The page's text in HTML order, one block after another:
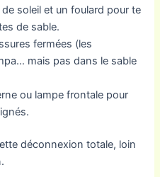
soleil et un foulard pour te
de sable.
fermées (les
mais pas dans le sable
ou lampe frontale pour
déconnexion totale, loin